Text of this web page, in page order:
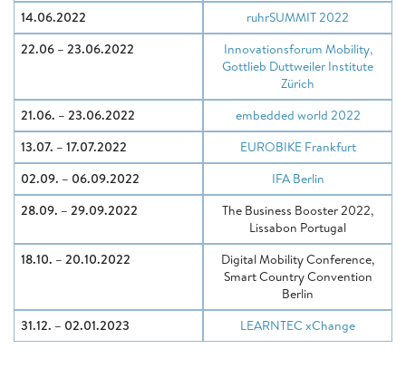
14.06.2022
ruhrSUMMIT 2022
22.06 – 23.06.2022
Innovationsforum Mobility,
Gottlieb Duttweiler Institute
Zürich
21.06. – 23.06.2022
embedded world 2022
13.07. – 17.07.2022
EUROBIKE Frankfurt
02.09. – 06.09.2022
IFA Berlin
28.09. – 29.09.2022
The Business Booster 2022,
Lissabon Portugal
18.10. – 20.10.2022
Digital Mobility Conference,
Smart Country Convention
Berlin
31.12. – 02.01.2023
LEARNTEC xChange